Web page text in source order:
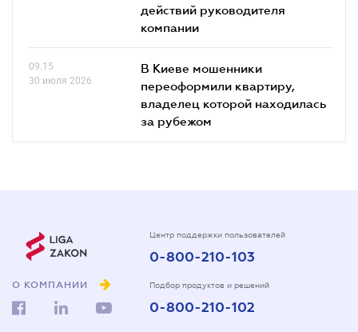
действий руководителя
компании
09.15
30 июля 2026
В Киеве мошенники
переоформили квартиру,
владелец которой находилась
за рубежом
О КОМПАНИИ
Центр поддержки пользователей
0-800-210-103
Подбор продуктов и решений
0-800-210-102